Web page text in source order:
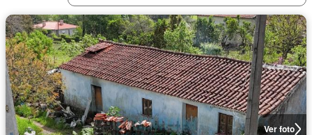
Ver foto